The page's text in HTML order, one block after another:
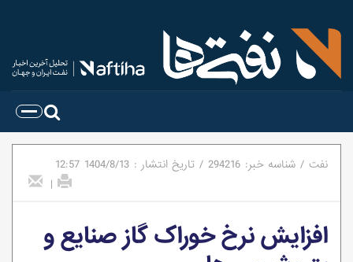
نفت / شناسه خبر: 294216
/ تاریخ انتشار : 1404/8/13
12:57
|
افزایش نرخ خوراک گاز صنایع و